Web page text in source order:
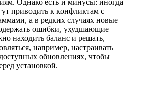
приводить к конфликтам с
а в редких случаях новые
ошибки, ухудшающие
находить баланс и решать,
например, настраивать
обновлениях, чтобы
установкой.